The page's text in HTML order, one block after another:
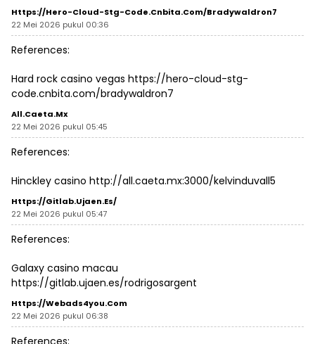
Https://hero-Cloud-Stg-Code.cnbita.com/bradywaldron7
22 Mei 2026 pukul 00:36
References:
Hard rock casino vegas https://hero-cloud-stg-
code.cnbita.com/bradywaldron7
All.caeta.mx
22 Mei 2026 pukul 05:45
References:
Hinckley casino http://all.caeta.mx:3000/kelvinduvall5
Https://gitlab.ujaen.es/
22 Mei 2026 pukul 05:47
References:
Galaxy casino macau
https://gitlab.ujaen.es/rodrigosargent
Https://webads4you.com
22 Mei 2026 pukul 06:38